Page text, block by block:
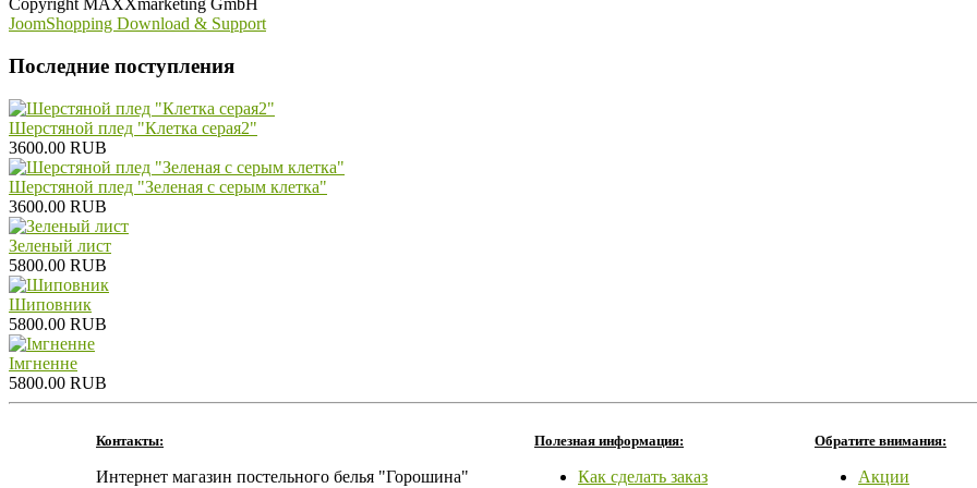
Copyright MAXXmarketing GmbH
JoomShopping Download & Support
Последние поступления
Шерстяной плед "Клетка серая2"
3600.00 RUB
Шерстяной плед "Зеленая с серым клетка"
3600.00 RUB
Зеленый лист
5800.00 RUB
Шиповник
5800.00 RUB
Iмгненне
5800.00 RUB
Контакты:
Интернет магазин постельного белья "Горошина"
Полезная информация:
Как сделать заказ
Обратите внимания:
Акции